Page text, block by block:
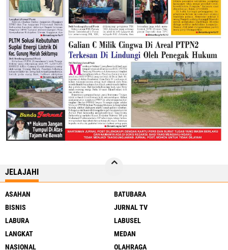
JELAJAHI
ASAHAN
BATUBARA
BISNIS
JURNAL TV
LABURA
LABUSEL
LANGKAT
MEDAN
NASIONAL
OLAHRAGA